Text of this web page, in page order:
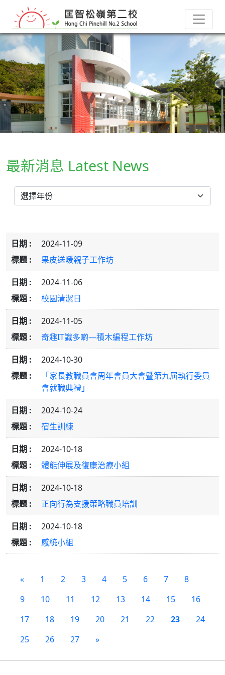
最新消息 Latest News
2024-11-09
果皮送暖親子工作坊
2024-11-06
校園清潔日
2024-11-05
奇趣IT識多啲—積木編程工作坊
2024-10-30
「家長教職員會周年會員大會暨第九屆執行委員
會就職典禮」
2024-10-24
宿生訓練
2024-10-18
體能伸展及復康治療小組
2024-10-18
正向行為支援策略職員培訓
2024-10-18
感統小組
« 1 2 3 4 5 6 7
8
9
10 11 12 13 14 15
16
17
18 19 20 21 22 23
24
25
26 27 »